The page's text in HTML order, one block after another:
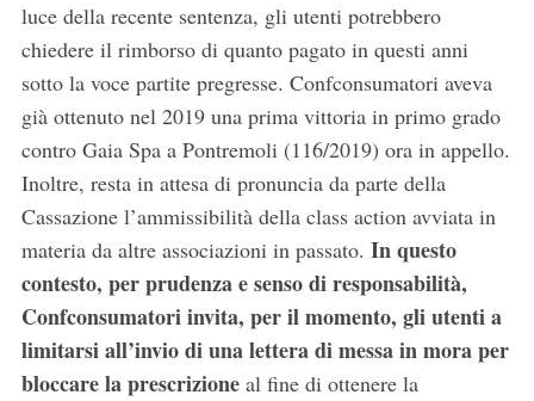
luce della recente sentenza, gli utenti potrebbero
chiedere il rimborso di quanto pagato in questi anni
sotto la voce partite pregresse. Confconsumatori aveva
già ottenuto nel 2019 una prima vittoria in primo grado
contro Gaia Spa a Pontremoli (116/2019) ora in appello.
Inoltre, resta in attesa di pronuncia da parte della
Cassazione l’ammissibilità della class action avviata in
materia da altre associazioni in passato. In questo
contesto, per prudenza e senso di responsabilità,
Confconsumatori invita, per il momento, gli utenti a
limitarsi all’invio di una lettera di messa in mora per
bloccare la prescrizioneal fine di ottenere la